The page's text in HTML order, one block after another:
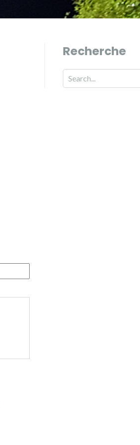
Recherche
Search for: